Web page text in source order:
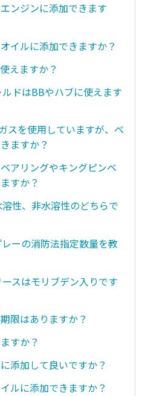
ンジンに添加できます
イルに添加できますか？
えますか？
ドはBBやハブに使えます
スを使用していますが、ベ
ますか？
アリングやキングピンベ
すか？
性、非水溶性のどちらで
ーの消防法指定数量を教
スはモリブデン入りです
限はありますか？
すか？
添加して良いですか？
ルに添加できますか？